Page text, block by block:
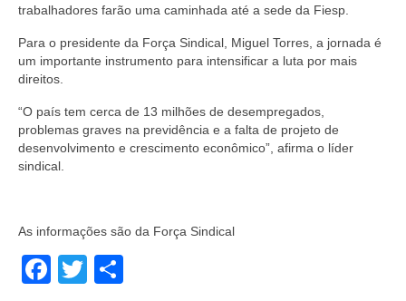
trabalhadores farão uma caminhada até a sede da Fiesp.
Para o presidente da Força Sindical, Miguel Torres, a jornada é
um importante instrumento para intensificar a luta por mais
direitos.
“O país tem cerca de 13 milhões de desempregados,
problemas graves na previdência e a falta de projeto de
desenvolvimento e crescimento econômico”, afirma o líder
sindical.
As informações são da Força Sindical
Facebook
Twitter